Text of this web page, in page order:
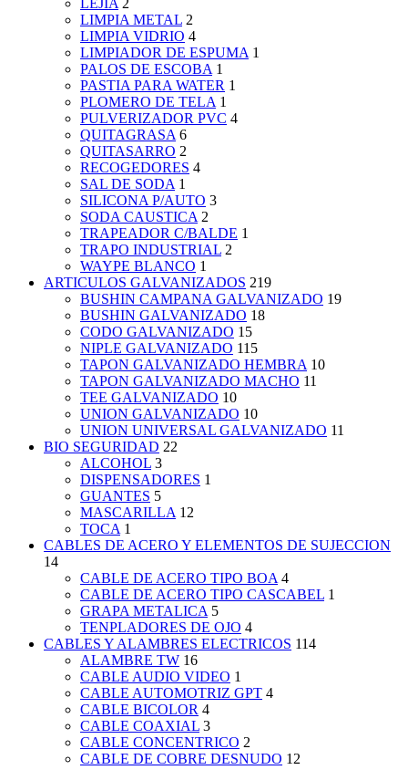
LEJIA 2
LIMPIA METAL 2
LIMPIA VIDRIO 4
LIMPIADOR DE ESPUMA 1
PALOS DE ESCOBA 1
PASTIA PARA WATER 1
PLOMERO DE TELA 1
PULVERIZADOR PVC 4
QUITAGRASA 6
QUITASARRO 2
RECOGEDORES 4
SAL DE SODA 1
SILICONA P/AUTO 3
SODA CAUSTICA 2
TRAPEADOR C/BALDE 1
TRAPO INDUSTRIAL 2
WAYPE BLANCO 1
ARTICULOS GALVANIZADOS 219
BUSHIN CAMPANA GALVANIZADO 19
BUSHIN GALVANIZADO 18
CODO GALVANIZADO 15
NIPLE GALVANIZADO 115
TAPON GALVANIZADO HEMBRA 10
TAPON GALVANIZADO MACHO 11
TEE GALVANIZADO 10
UNION GALVANIZADO 10
UNION UNIVERSAL GALVANIZADO 11
BIO SEGURIDAD 22
ALCOHOL 3
DISPENSADORES 1
GUANTES 5
MASCARILLA 12
TOCA 1
CABLES DE ACERO Y ELEMENTOS DE SUJECCION
14
CABLE DE ACERO TIPO BOA 4
CABLE DE ACERO TIPO CASCABEL 1
GRAPA METALICA 5
TENPLADORES DE OJO 4
CABLES Y ALAMBRES ELECTRICOS 114
ALAMBRE TW 16
CABLE AUDIO VIDEO 1
CABLE AUTOMOTRIZ GPT 4
CABLE BICOLOR 4
CABLE COAXIAL 3
CABLE CONCENTRICO 2
CABLE DE COBRE DESNUDO 12